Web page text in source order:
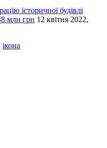
історичної будівлі
млн грн 12 квітня 2022,
ікона